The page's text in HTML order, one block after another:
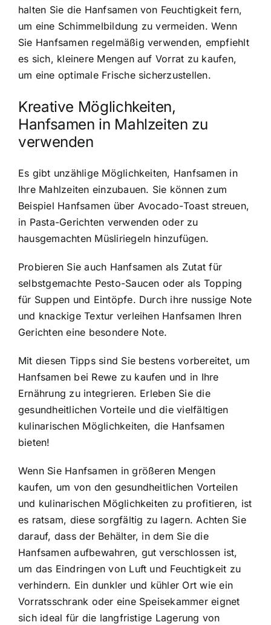
halten Sie die Hanfsamen von Feuchtigkeit fern,
um eine Schimmelbildung zu vermeiden. Wenn
Sie Hanfsamen regelmäßig verwenden, empfiehlt
es sich, kleinere Mengen auf Vorrat zu kaufen,
um eine optimale Frische sicherzustellen.
Kreative Möglichkeiten,
Hanfsamen in Mahlzeiten zu
verwenden
Es gibt unzählige Möglichkeiten, Hanfsamen in
Ihre Mahlzeiten einzubauen. Sie können zum
Beispiel Hanfsamen über Avocado-Toast streuen,
in Pasta-Gerichten verwenden oder zu
hausgemachten Müsliriegeln hinzufügen.
Probieren Sie auch Hanfsamen als Zutat für
selbstgemachte Pesto-Saucen oder als Topping
für Suppen und Eintöpfe. Durch ihre nussige Note
und knackige Textur verleihen Hanfsamen Ihren
Gerichten eine besondere Note.
Mit diesen Tipps sind Sie bestens vorbereitet, um
Hanfsamen bei Rewe zu kaufen und in Ihre
Ernährung zu integrieren. Erleben Sie die
gesundheitlichen Vorteile und die vielfältigen
kulinarischen Möglichkeiten, die Hanfsamen
bieten!
Wenn Sie Hanfsamen in größeren Mengen
kaufen, um von den gesundheitlichen Vorteilen
und kulinarischen Möglichkeiten zu profitieren, ist
es ratsam, diese sorgfältig zu lagern. Achten Sie
darauf, dass der Behälter, in dem Sie die
Hanfsamen aufbewahren, gut verschlossen ist,
um das Eindringen von Luft und Feuchtigkeit zu
verhindern. Ein dunkler und kühler Ort wie ein
Vorratsschrank oder eine Speisekammer eignet
sich ideal für die langfristige Lagerung von